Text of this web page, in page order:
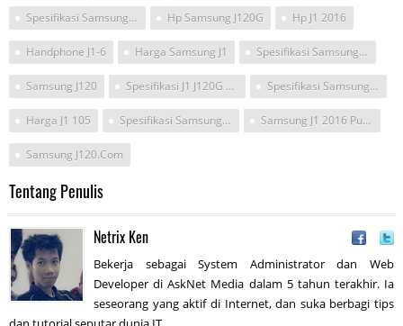
Spesifikasi Samsung Galaxy J1 J120g 2016 Hp Samsung J120G Hp J1 2016
Handphone J1-6 Harga Samsung J1 Spesifikasi Samsung Sm-J120
Samsung J120 Spesifikasi J1 J120G 4G 2016 Spesifikasi Samsung J120(2016)
Harga J1 105 Spesifikasi Samsung J120 Samsung J1 2016 Putih
Samsung J120.com
Tentang Penulis
Netrix Ken
Bekerja sebagai System Administrator dan Web
Developer di AskNet Media dalam 5 tahun terakhir. Ia
seseorang yang aktif di Internet, dan suka berbagi tips